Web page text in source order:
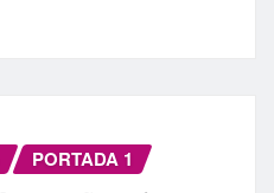
PORTADA 1